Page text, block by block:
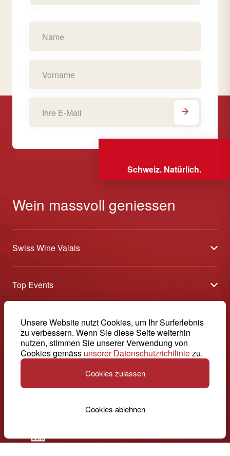
Unsere Website nutzt Cookies, um Ihr Surferlebnis
zu verbessern. Wenn Sie diese Seite weiterhin
nutzen, stimmen Sie unserer Verwendung von
Cookies gemäss unserer Datenschutzrichtliniezu.
Cookies zulassen
Cookies ablehnen
Schweiz. Natürlich.
Wein massvoll geniessen
Swiss Wine Valais
Über uns
Allgemeine Geschäftsbedingungen
Medien
Kontakt
Top Events
Offene Weinkeller
Tavolata
Sélection (Ergebnisse)
Swiss Wine Valais - Avenue de la Gare 2 - CP 144 - 1964
Conthey - Suisse
info@swisswinevalais.ch
© 2026, Swiss Wine Valais
Deutsch (Schweiz)